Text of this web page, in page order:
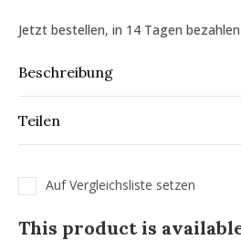
Jetzt bestellen, in 14 Tagen
Beschreibung
Teilen
Auf Vergleichsliste setzen
This product is